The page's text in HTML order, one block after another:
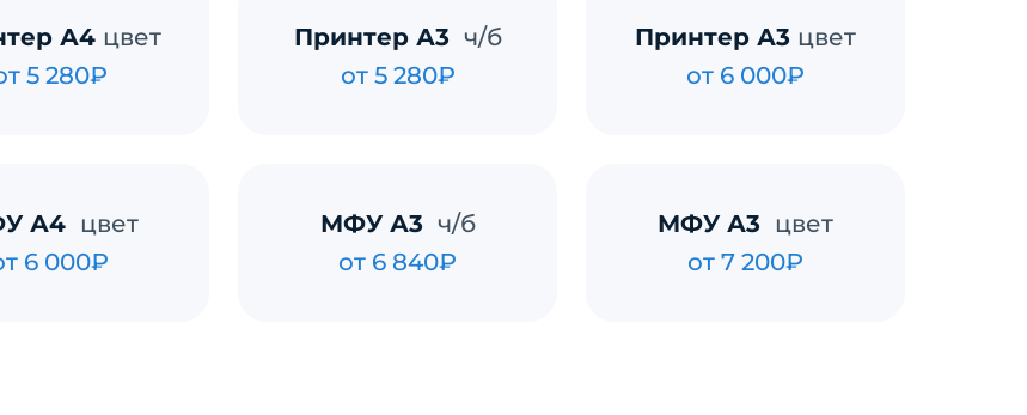
А4 цвет
5 280₽
Принтер А3 ч/б
от 5 280₽
Принтер А3 цвет
от 6 000₽
А4 цвет
6 000₽
МФУ А3 ч/б
от 6 840₽
МФУ А3 цвет
от 7 200₽